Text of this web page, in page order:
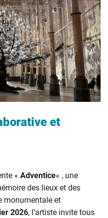
et
« Adventice« , une
des lieux et des
monumentale et
2026, l’artiste invite tous